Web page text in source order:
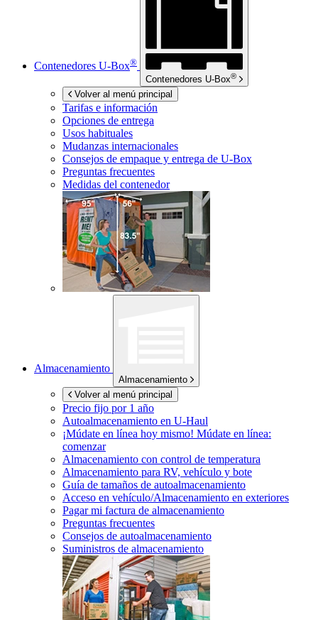
Contenedores U-Box®
Contenedores U-Box®
Volver al menú principal
Tarifas e información
Opciones de entrega
Usos habituales
Mudanzas internacionales
Consejos de empaque y entrega de U-Box
Preguntas frecuentes
Medidas del contenedor
Almacenamiento
Almacenamiento
Volver al menú principal
Precio fijo por 1 año
Autoalmacenamiento en U-Haul
¡Múdate en línea hoy mismo! Múdate en línea:
comenzar
Almacenamiento con control de temperatura
Almacenamiento para RV, vehículo y bote
Guía de tamaños de autoalmacenamiento
Acceso en vehículo/Almacenamiento en exteriores
Pagar mi factura de almacenamiento
Preguntas frecuentes
Consejos de autoalmacenamiento
Suministros de almacenamiento